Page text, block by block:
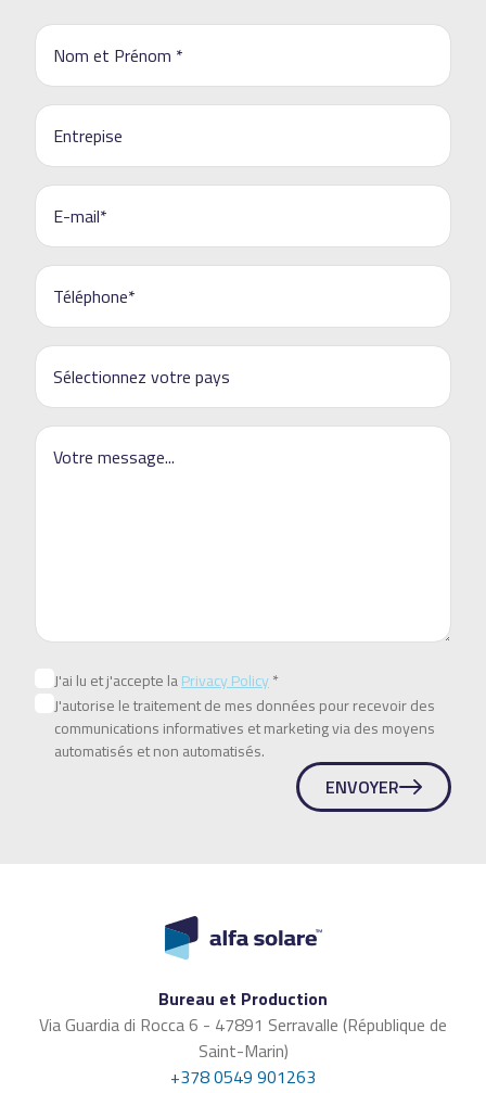
J'ai lu et j'accepte laPrivacy Policy*
J'autorise le traitement de mes données pour recevoir des
communications informatives et marketing via des moyens
automatisés et non automatisés.
ENVOYER
Bureau et Production
Via Guardia di Rocca 6 - 47891 Serravalle (République de
Saint-Marin)
+378 0549 901263